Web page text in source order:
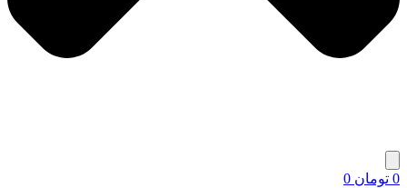
0 تومان 0